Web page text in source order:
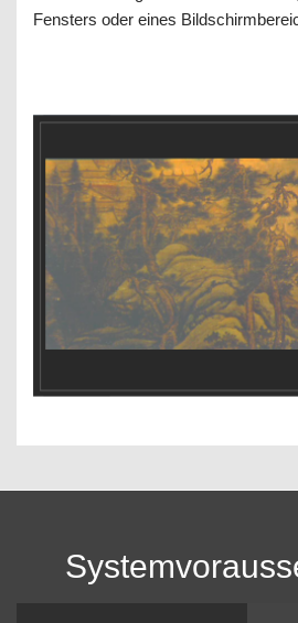
Fensters oder eines